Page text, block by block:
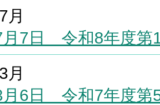
月
月7日 令和8年度第
月
月6日 令和7年度第